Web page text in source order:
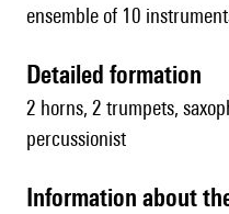
ensemble of 10
detailed formation
2 horns, 2 trumpets,
percussionist
information about